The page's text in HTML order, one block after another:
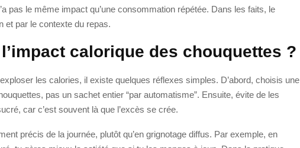
pas le même impact qu’une consommation répétée. Dans les faits, le
et par le contexte du repas.
calorique des chouquettes ?
les calories, il existe quelques réflexes simples. D’abord, choisis une
pas un sachet entier “par automatisme”. Ensuite, évite de les
car c’est souvent là que l’excès se crée.
précis de la journée, plutôt qu’en grignotage diffus. Par exemple, en